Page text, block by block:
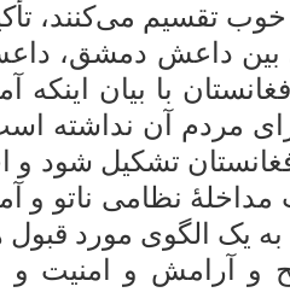
تقسیم می‌کنند،
بین داعش دمشق،
با بیان اینکه
هیچ سودی برای مردم آن
تشکیل شود و
نظامی ناتو و
یک الگوی مورد
و آرامش و امنیت و